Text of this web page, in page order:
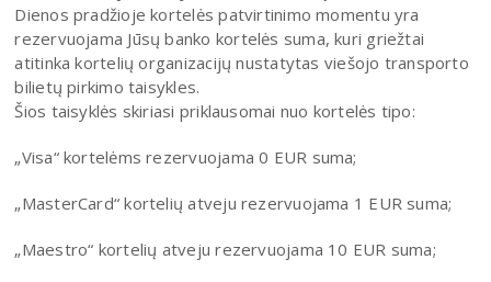
Dienos pradžioje kortelės patvirtinimo momentu yra
rezervuojama Jūsų banko kortelės suma, kuri griežtai
atitinka kortelių organizacijų nustatytas viešojo transporto
bilietų pirkimo taisykles.
Šios taisyklės skiriasi priklausomai nuo kortelės tipo:
„Visa“ kortelėms rezervuojama 0 EUR suma;
„MasterCard“ kortelių atveju rezervuojama 1 EUR suma;
„Maestro“ kortelių atveju rezervuojama 10 EUR suma;